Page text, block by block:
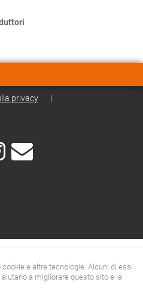
privacy |
e altre tecnologie. Alcuni di essi
a migliorare questo sito e la